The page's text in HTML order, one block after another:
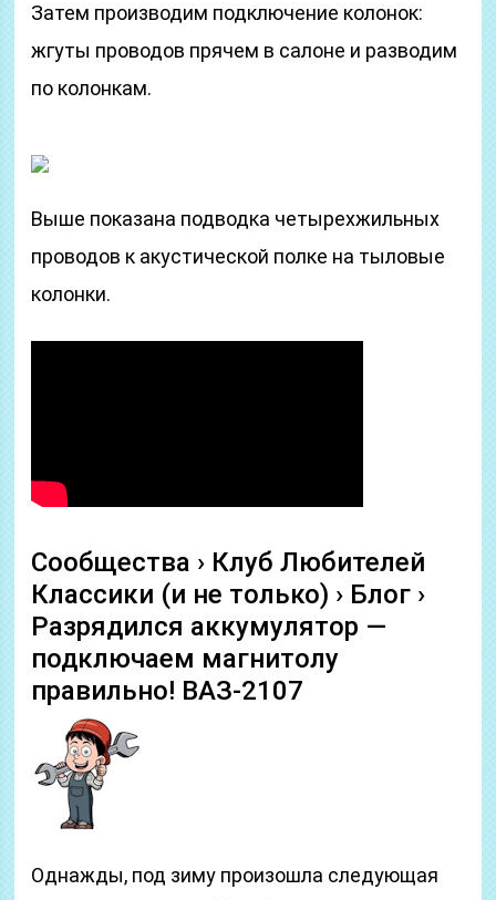
Затем производим подключение колонок:
жгуты проводов прячем в салоне и разводим
по колонкам.
Выше показана подводка четырехжильных
проводов к акустической полке на тыловые
колонки.
Сообщества › Клуб Любителей
Классики (и не только) › Блог ›
Разрядился аккумулятор —
подключаем магнитолу
правильно! ВАЗ-2107
Однажды, под зиму произошла следующая